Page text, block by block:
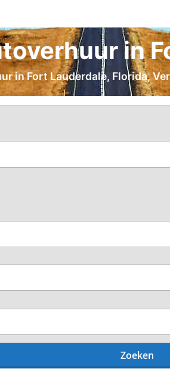
in
in Fort Lauderdale, Florida,
Zoeken